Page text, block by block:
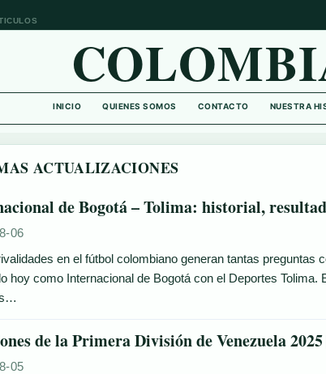
INICIO QUIENES SOMOS CONTACTO NUESTRA
ACTUALIZACIONES
de Bogotá – Tolima: historial,
06
en el fútbol colombiano generan tantas preguntas
hoy como Internacional de Bogotá con el Deportes Tolima.
de la Primera División de Venezuela
05